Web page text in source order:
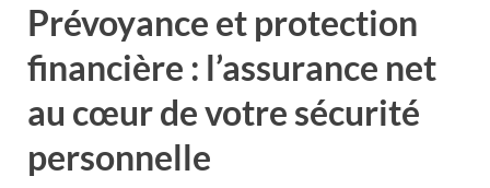
Prévoyance et protection
financière : l’assurance net
au cœur de votre sécurité
personnelle